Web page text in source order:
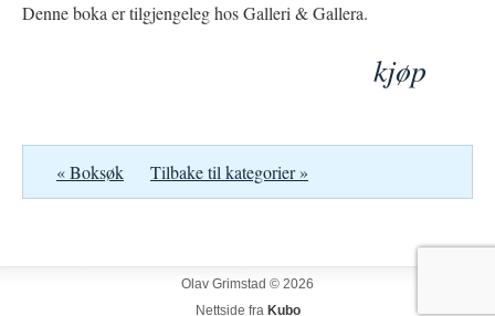
Denne boka er tilgjengeleg hos Galleri & Gallera.
kjøp
« Boksøk Tilbake til kategorier »
Olav Grimstad © 2026
Nettside fra Kubo